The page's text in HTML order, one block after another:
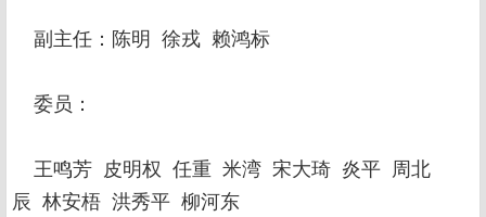
副主任：陈明 徐戎 赖鸿标
委员：
王鸣芳 皮明权 任重 米湾 宋大琦 炎平 周北
辰 林安梧 洪秀平 柳河东